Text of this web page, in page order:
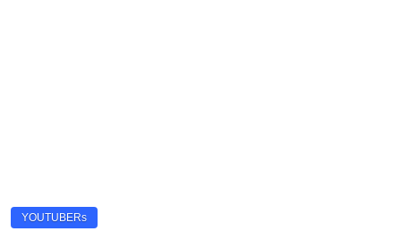
YOUTUBERs